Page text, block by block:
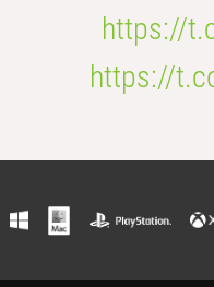
https://
https://